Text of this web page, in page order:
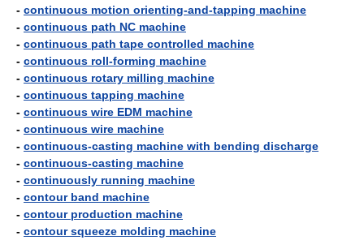
- continuous motion orienting-and-tapping machine
- continuous path NC machine
- continuous path tape controlled machine
- continuous roll-forming machine
- continuous rotary milling machine
- continuous tapping machine
- continuous wire EDM machine
- continuous wire machine
- continuous-casting machine with bending discharge
- continuous-casting machine
- continuously running machine
- contour band machine
- contour production machine
- contour squeeze molding machine